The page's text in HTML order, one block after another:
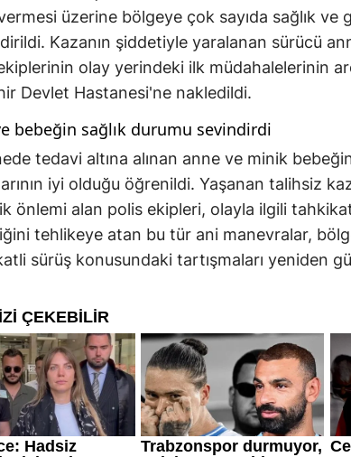
üzerine bölgeye çok sayıda sağlık ve
Kazanın şiddetiyle yaralanan sürücü
olay yerindeki ilk müdahalelerinin
Devlet Hastanesi'ne nakledildi.
bebeğin sağlık durumu sevindirdi
tedavi altına alınan anne ve minik
iyi olduğu öğrenildi. Yaşanan talihsiz
önlemi alan polis ekipleri, olayla ilgili
tehlikeye atan bu tür ani manevralar,
sürüş konusundaki tartışmaları yeniden